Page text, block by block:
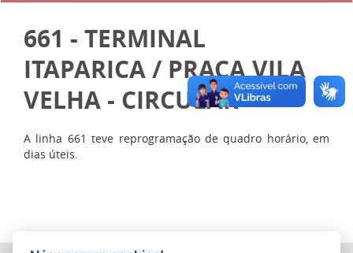
661 - TERMINAL
ITAPARICA / PRAÇA VILA
VELHA - CIRCULAR
A linha 661 teve reprogramação de quadro horário, em
dias úteis.